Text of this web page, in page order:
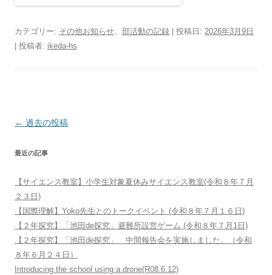
カテゴリー: その他お知らせ、 部活動の記録 | 投稿日: 2026年3月9日
投稿者: ikeda-hs
投
ナ
ー
シ
ョ
ン
← 過去の投稿
最近の記事
【サイエンス教室】小学生対象夏休みサイエンス教室(令和８年７月
２３日)
【国際理解】Yoko先生とのトークイベント (令和８年７月１６日)
【２年探究】「池田de探究」避難所設営ゲーム (令和８年７月1日)
【２年探究】「池田de探究」 中間報告会を実施しました。（令和
８年６月２４日）
Introducing the school using a drone(R08.6.12)